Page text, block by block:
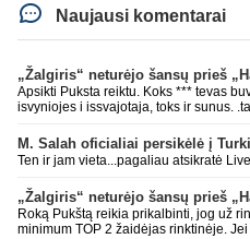
Naujausi komentarai
„Žalgiris“ neturėjo šansų prieš
Apsikti Puksta reiktu. Koks *** tevas
isvyniojes i issvajotaja, toks ir sunus.
laurynas ikalbins
Ten ir jam vieta...pagaliau atsikratė
„Žalgiris“ neturėjo šansų prieš
Roką Pukštą reikia prikalbinti, jog už
minimum TOP 2 žaidėjas rinktinėje.